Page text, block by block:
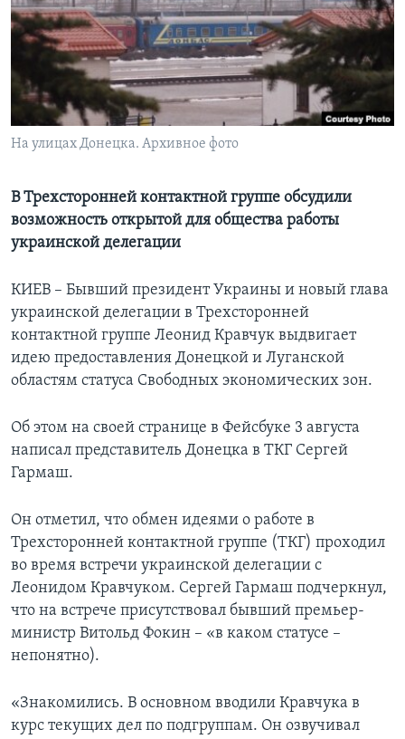
Learning English
СОЦИАЛЬНЫЕ СЕТИ
На улицах Донецка. Архивное фото
В Трехсторонней контактной группе обсудили
возможность открытой для общества работы
украинской делегации
КИЕВ – Бывший президент Украины и новый глава
украинской делегации в Трехсторонней
контактной группе Леонид Кравчук выдвигает
идею предоставления Донецкой и Луганской
областям статуса Свободных экономических зон.
Об этом на своей странице в Фейсбуке 3 августа
написал представитель Донецка в ТКГ Сергей
Гармаш.
Он отметил, что обмен идеями о работе в
Трехсторонней контактной группе (ТКГ) проходил
во время встречи украинской делегации с
Леонидом Кравчуком. Сергей Гармаш подчеркнул,
что на встрече присутствовал бывший премьер-
министр Витольд Фокин – «в каком статусе –
непонятно).
«Знакомились. В основном вводили Кравчука в
курс текущих дел по подгруппам. Он озвучивал